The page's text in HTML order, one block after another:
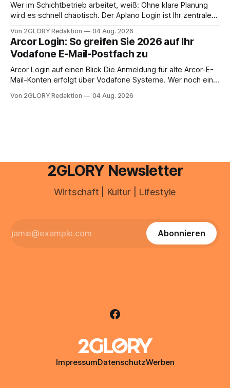
zusammentreffen oder größere finanzielle Veränderungen
anstehen, zahlt sich professionelle Unterstützung meist
Wer im Schichtbetrieb arbeitet, weiß: Ohne klare Planung
wird es schnell chaotisch. Der Aplano Login ist Ihr zentraler
abwesenheiten und die gesamte kommunikation rund um
Ihr personal digital zu organisieren. In diesem Leitfaden
erfahren Sie alles, was Sie für einen reibungslosen Einstieg
brauchen, von der Registrierung
Von 2GLORY Redaktion 04 Aug. 2026
Arcor Login: So greifen Sie 2026 auf Ihr
Vodafone E-Mail-Postfach zu
Arcor Login auf einen Blick Die Anmeldung für alte Arcor-E-
Mail-Konten erfolgt über Vodafone Systeme. Wer noch eine
besitzt, loggt sich heute über das Vodafone E-Mail & Cloud
Von 2GLORY Redaktion 04 Aug. 2026
2GLORY Newsletter
Wirtschaft | Kultur | Lifestyle
Abonnieren
ImpressumDatenschutzWerben